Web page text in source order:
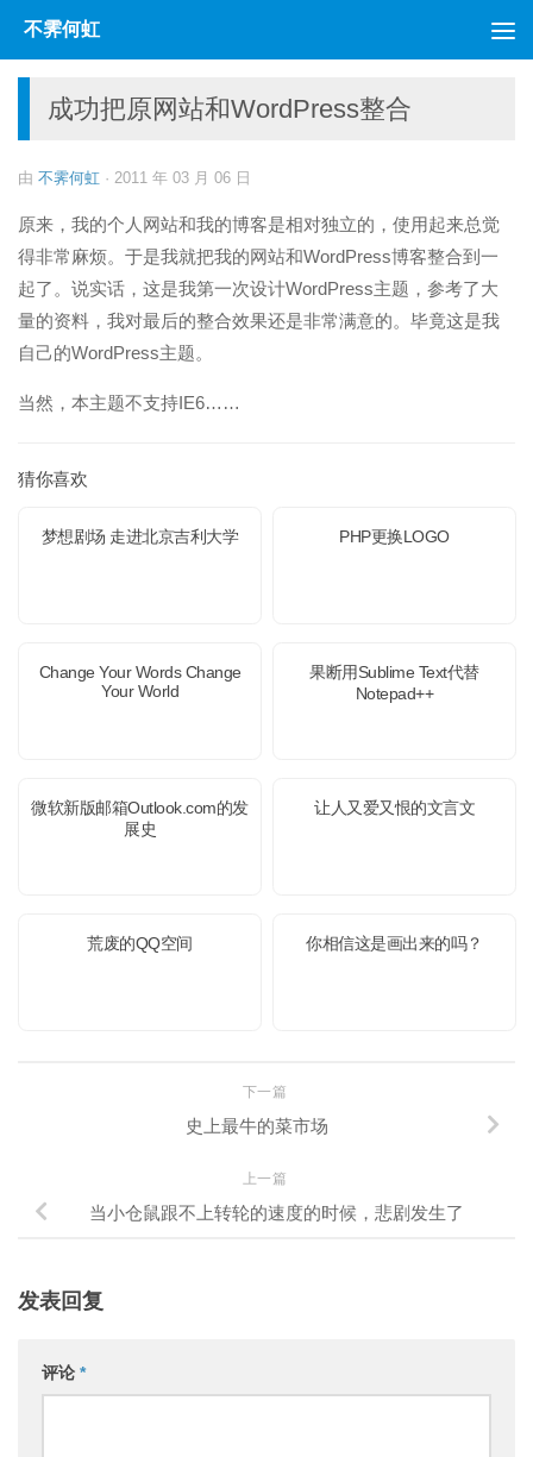
跳至内容
不霁何虹
成功把原网站和WordPress整合
由 不霁何虹 · 2011 年 03 月 06 日
原来，我的个人网站和我的博客是相对独立的，使用起来总觉
得非常麻烦。于是我就把我的网站和WordPress博客整合到一
起了。说实话，这是我第一次设计WordPress主题，参考了大
量的资料，我对最后的整合效果还是非常满意的。毕竟这是我
自己的WordPress主题。
当然，本主题不支持IE6……
猜你喜欢
梦想剧场 走进北京吉利大学 PHP更换LOGO
Change Your Words Change
Your World
果断用Sublime Text代替
Notepad++
微软新版邮箱Outlook.com的发
展史
让人又爱又恨的文言文
荒废的QQ空间 你相信这是画出来的吗？
下一篇
史上最牛的菜市场
上一篇
当小仓鼠跟不上转轮的速度的时候，悲剧发生了
发表回复
评论 *